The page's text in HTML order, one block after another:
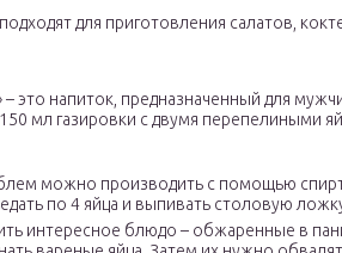
для приготовления салатов,
– это напиток, предназначенный для
мл газировки с двумя перепелиными
можно производить с помощью
по 4 яйца и выпивать столовую
интересное блюдо – обжаренные в